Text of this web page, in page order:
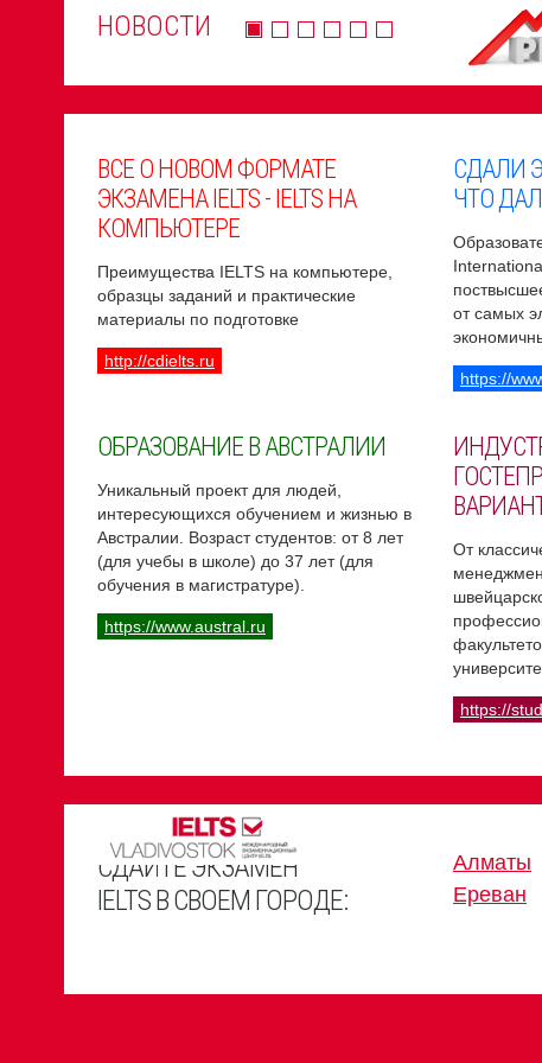
НОВОСТИ
ВСЕ О НОВОМ ФОРМАТЕ
ЭКЗАМЕНА IELTS - IELTS НА
КОМПЬЮТЕРЕ
Преимущества IELTS на компьютере,
образцы заданий и практические
материалы по подготовке
http://cdielts.ru
СДАЛИ
ЧТО
от самых
https://
ОБРАЗОВАНИЕ В АВСТРАЛИИ
Уникальный проект для людей,
интересующихся обучением и жизнью в
Австралии. Возраст студентов: от 8 лет
(для учебы в школе) до 37 лет (для
обучения в магистратуре).
https://www.austral.ru
От
https://
СДАЙТЕ ЭКЗАМЕН
IELTS В СВОЕМ ГОРОДЕ:
Алматы
Ереван